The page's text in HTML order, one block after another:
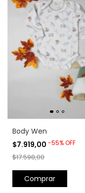
Body Wen
$7.919,00 -55%OFF
$17.598,00
Comprar